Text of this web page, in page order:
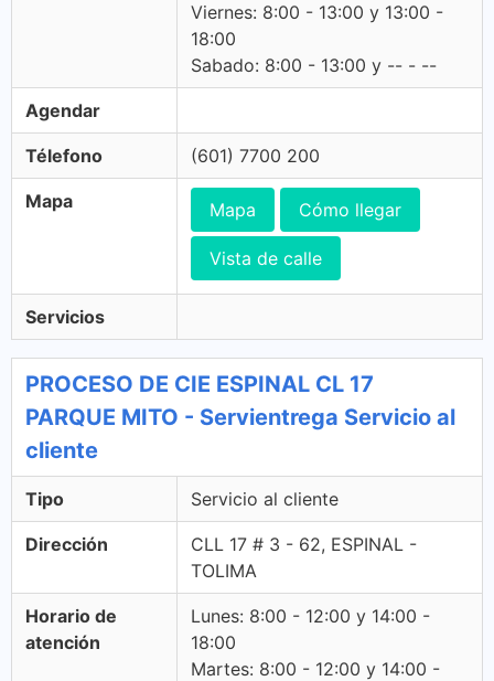
Viernes: 8:00 - 13:00 y 13:00 -
18:00
Sabado: 8:00 - 13:00 y -- - --
Agendar
Télefono (601) 7700 200
Mapa Mapa Cómo llegar
Vista de calle
Servicios
PROCESO DE CIE ESPINAL CL 17
PARQUE MITO - Servientrega Servicio al
cliente
Tipo Servicio al cliente
Dirección
CLL 17 # 3 - 62, ESPINAL -
TOLIMA
Horario de
atención
Lunes: 8:00 - 12:00 y 14:00 -
18:00
Martes: 8:00 - 12:00 y 14:00 -